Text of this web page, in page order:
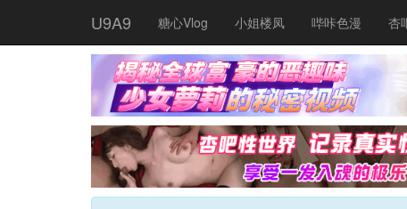
U9A9 糖心Vlog 小姐楼凤 哔咔色漫 杏